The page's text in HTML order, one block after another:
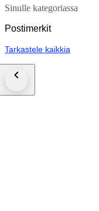
Sinulle kategoriassa
Postimerkit
Tarkastele kaikkia